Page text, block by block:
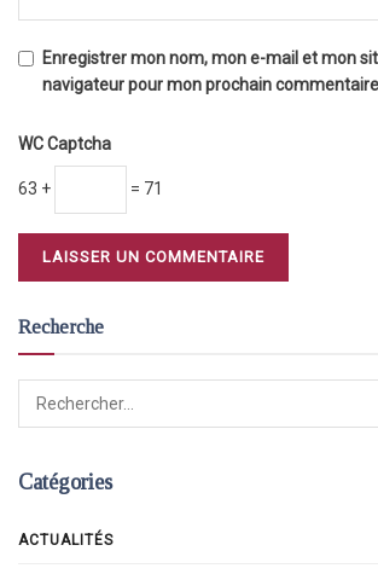
Enregistrer mon nom, mon e-mail et mon
navigateur pour mon prochain
WC Captcha
63 + = 71
Recherche
Catégories
ACTUALITÉS